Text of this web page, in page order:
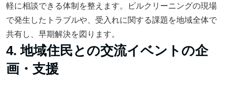
軽に相談できる体制を整えます。ビルクリーニングの現場
で発生したトラブルや、受入れに関する課題を地域全体で
共有し、早期解決を図ります。
4. 地域住民との交流イベントの企
画・支援